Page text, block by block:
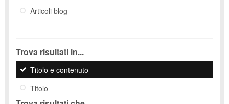
Articoli blog
Trova risultati in...
Titolo e contenuto
Titolo